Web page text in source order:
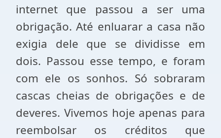
internet que passou a ser uma
obrigação. Até enluarar a casa não
exigia dele que se dividisse em
dois. Passou esse tempo, e foram
com ele os sonhos. Só sobraram
cascas cheias de obrigações e de
deveres. Vivemos hoje apenas para
reembolsar os créditos que